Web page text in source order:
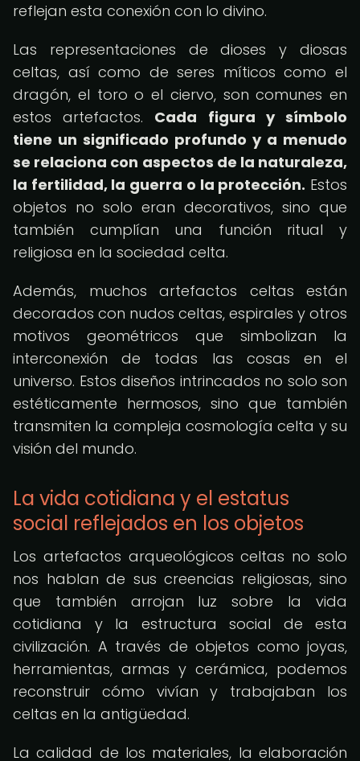
reflejan esta conexión con lo divino.
Las representaciones de dioses y diosas
celtas, así como de seres míticos como el
dragón, el toro o el ciervo, son comunes en
estos artefactos. Cada figura y símbolo
tiene un significado profundo y a menudo
se relaciona con aspectos de la naturaleza,
la fertilidad, la guerra o la protección. Estos
objetos no solo eran decorativos, sino que
también cumplían una función ritual y
religiosa en la sociedad celta.
Además, muchos artefactos celtas están
decorados con nudos celtas, espirales y otros
motivos geométricos que simbolizan la
interconexión de todas las cosas en el
universo. Estos diseños intrincados no solo son
estéticamente hermosos, sino que también
transmiten la compleja cosmología celta y su
visión del mundo.
La vida cotidiana y el estatus
social reflejados en los objetos
Los artefactos arqueológicos celtas no solo
nos hablan de sus creencias religiosas, sino
que también arrojan luz sobre la vida
cotidiana y la estructura social de esta
civilización. A través de objetos como joyas,
herramientas, armas y cerámica, podemos
reconstruir cómo vivían y trabajaban los
celtas en la antigüedad.
La calidad de los materiales, la elaboración